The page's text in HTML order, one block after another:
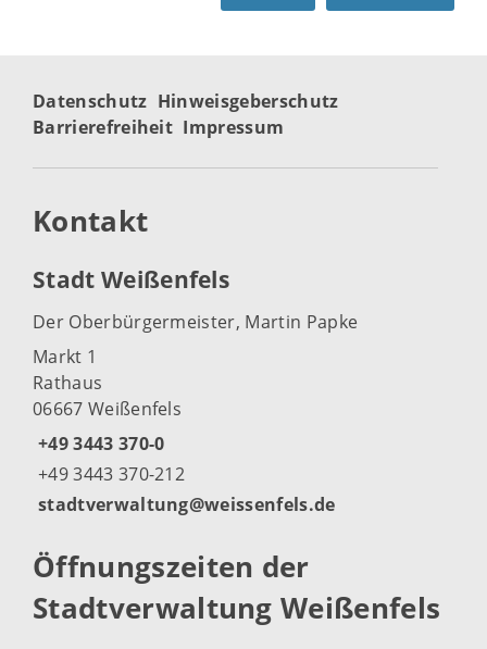
Datenschutz Hinweisgeberschutz
Barrierefreiheit Impressum
Kontakt
Stadt Weißenfels
Der Oberbürgermeister, Martin Papke
Markt 1
Rathaus
06667 Weißenfels
+49 3443 370-0
+49 3443 370-212
stadtverwaltung@weissenfels.de
Öffnungszeiten der
Stadtverwaltung Weißenfels